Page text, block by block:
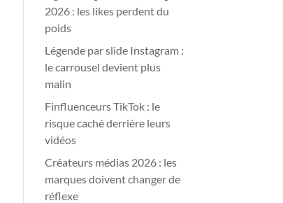
2026 : les likes perdent du
poids
Légende par slide Instagram :
le carrousel devient plus
malin
Finfluenceurs TikTok : le
risque caché derrière leurs
vidéos
Créateurs médias 2026 : les
marques doivent changer de
réflexe